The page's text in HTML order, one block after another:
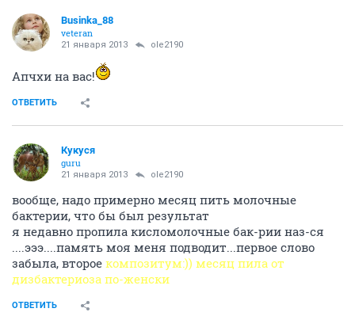
Businka_88
veteran
21 января 2013 ole2190
Апчхи на вас!
ОТВЕТИТЬ
Кукуся
guru
21 января 2013 ole2190
вообще, надо примерно месяц пить молочные
бактерии, что бы был результат
я недавно пропила кисломолочные бак-рии наз-ся
....эээ....память моя меня подводит...первое слово
забыла, второе композитум:)) месяц пила от
дизбактериоза по-женски
ОТВЕТИТЬ